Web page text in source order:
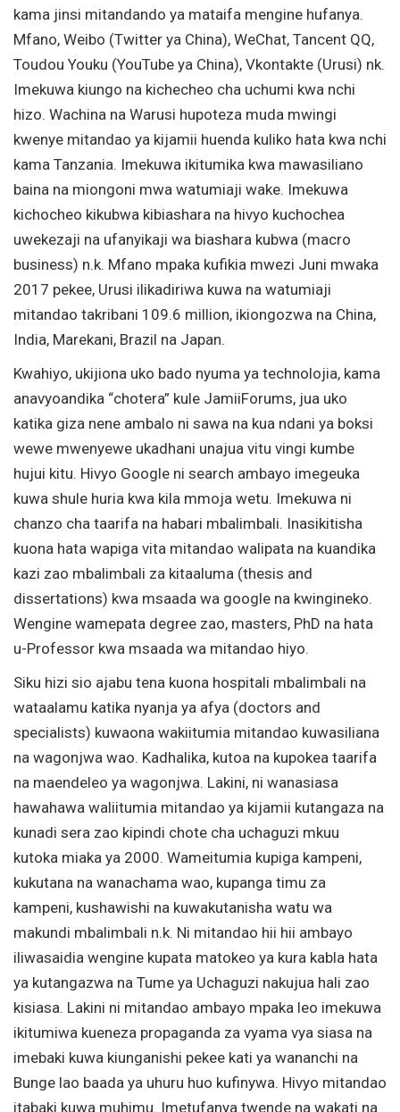
kama jinsi mitandando ya mataifa mengine hufanya.
Mfano, Weibo (Twitter ya China), WeChat, Tancent QQ,
Toudou Youku (YouTube ya China), Vkontakte (Urusi) nk.
Imekuwa kiungo na kichecheo cha uchumi kwa nchi
hizo. Wachina na Warusi hupoteza muda mwingi
kwenye mitandao ya kijamii huenda kuliko hata kwa nchi
kama Tanzania. Imekuwa ikitumika kwa mawasiliano
baina na miongoni mwa watumiaji wake. Imekuwa
kichocheo kikubwa kibiashara na hivyo kuchochea
uwekezaji na ufanyikaji wa biashara kubwa (macro
business) n.k. Mfano mpaka kufikia mwezi Juni mwaka
2017 pekee, Urusi ilikadiriwa kuwa na watumiaji
mitandao takribani 109.6 million, ikiongozwa na China,
India, Marekani, Brazil na Japan.
Kwahiyo, ukijiona uko bado nyuma ya technolojia, kama
anavyoandika “chotera” kule JamiiForums, jua uko
katika giza nene ambalo ni sawa na kua ndani ya boksi
wewe mwenyewe ukadhani unajua vitu vingi kumbe
hujui kitu. Hivyo Google ni search ambayo imegeuka
kuwa shule huria kwa kila mmoja wetu. Imekuwa ni
chanzo cha taarifa na habari mbalimbali. Inasikitisha
kuona hata wapiga vita mitandao walipata na kuandika
kazi zao mbalimbali za kitaaluma (thesis and
dissertations) kwa msaada wa google na kwingineko.
Wengine wamepata degree zao, masters, PhD na hata
u-Professor kwa msaada wa mitandao hiyo.
Siku hizi sio ajabu tena kuona hospitali mbalimbali na
wataalamu katika nyanja ya afya (doctors and
specialists) kuwaona wakiitumia mitandao kuwasiliana
na wagonjwa wao. Kadhalika, kutoa na kupokea taarifa
na maendeleo ya wagonjwa. Lakini, ni wanasiasa
hawahawa waliitumia mitandao ya kijamii kutangaza na
kunadi sera zao kipindi chote cha uchaguzi mkuu
kutoka miaka ya 2000. Wameitumia kupiga kampeni,
kukutana na wanachama wao, kupanga timu za
kampeni, kushawishi na kuwakutanisha watu wa
makundi mbalimbali n.k. Ni mitandao hii hii ambayo
iliwasaidia wengine kupata matokeo ya kura kabla hata
ya kutangazwa na Tume ya Uchaguzi nakujua hali zao
kisiasa. Lakini ni mitandao ambayo mpaka leo imekuwa
ikitumiwa kueneza propaganda za vyama vya siasa na
imebaki kuwa kiunganishi pekee kati ya wananchi na
Bunge lao baada ya uhuru huo kufinywa. Hivyo mitandao
itabaki kuwa muhimu. Imetufanya twende na wakati na